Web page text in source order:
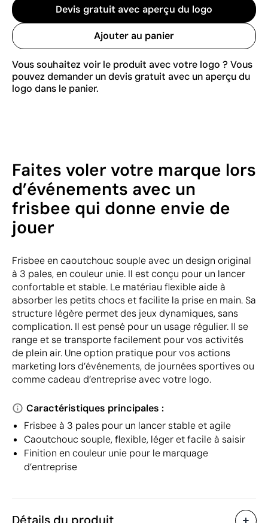
Devis gratuit avec aperçu du logo
Ajouter au panier
Vous souhaitez voir le produit avec votre logo ? Vous
pouvez demander un devis gratuit avec un aperçu du
logo dans le panier.
Faites voler votre marque lors
d’événements avec un
frisbee qui donne envie de
jouer
Frisbee en caoutchouc souple avec un design original
à 3 pales, en couleur unie. Il est conçu pour un lancer
confortable et stable. Le matériau flexible aide à
absorber les petits chocs et facilite la prise en main. Sa
structure légère permet des jeux dynamiques, sans
complication. Il est pensé pour un usage régulier. Il se
range et se transporte facilement pour vos activités
de plein air. Une option pratique pour vos actions
marketing lors d’événements, de journées sportives ou
comme cadeau d’entreprise avec votre logo.
Caractéristiques principales :
Frisbee à 3 pales pour un lancer stable et agile
Caoutchouc souple, flexible, léger et facile à saisir
Finition en couleur unie pour le marquage
d’entreprise